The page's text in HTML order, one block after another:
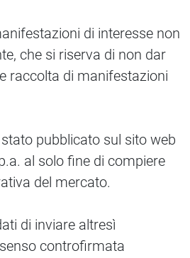
di interesse non
che si riserva di non dar
raccolta di manifestazioni
pubblicato sul sito web
al solo fine di compiere
del mercato.
di inviare altresì
controfirmata